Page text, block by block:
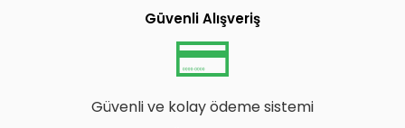
Güvenli Alışveriş
Güvenli ve kolay ödeme sistemi